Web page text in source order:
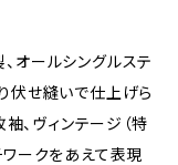
オールシングルステ
伏せ縫いで仕上げら
袖、ヴィンテージ（特
ワークをあえて表現